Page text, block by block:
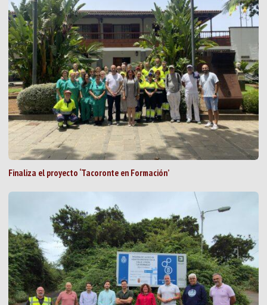
Finaliza el proyecto ‘Tacoronte en Formación’